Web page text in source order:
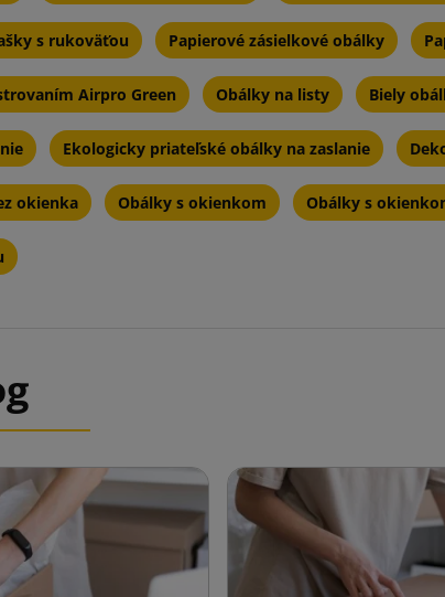
s rukoväťou Papierové zásielkové obálky
Airpro Green Obálky na listy Biely
Ekologicky priateľské obálky na zaslanie
okienka Obálky s okienkom Obálky s